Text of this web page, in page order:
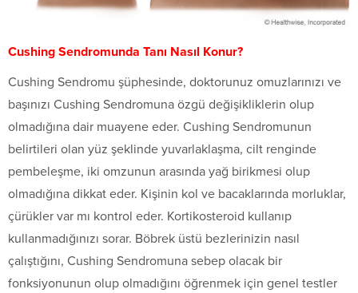
Cushing Sendromunda Tanı Nasıl Konur?
Cushing Sendromu şüphesinde, doktorunuz omuzlarınızı ve
başınızı Cushing Sendromuna özgü değişikliklerin olup
olmadığına dair muayene eder. Cushing Sendromunun
belirtileri olan yüz şeklinde yuvarlaklaşma, cilt renginde
pembeleşme, iki omzunun arasında yağ birikmesi olup
olmadığına dikkat eder. Kişinin kol ve bacaklarında morluklar,
çürükler var mı kontrol eder. Kortikosteroid kullanıp
kullanmadığınızı sorar. Böbrek üstü bezlerinizin nasıl
çalıştığını, Cushing Sendromuna sebep olacak bir
fonksiyonunun olup olmadığını öğrenmek için genel testler